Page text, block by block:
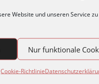
Website und unseren Service
Nur funktionale
Cookie-Richtlinie
und Erfolg an
– für Pforzheim“
gefunden hätte, der